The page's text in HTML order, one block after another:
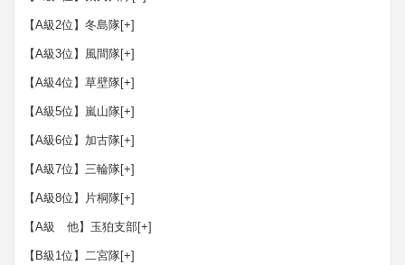
【A級2位】冬島隊[+]
【A級3位】風間隊[+]
【A級4位】草壁隊[+]
【A級5位】嵐山隊[+]
【A級6位】加古隊[+]
【A級7位】三輪隊[+]
【A級8位】片桐隊[+]
【A級 他】玉狛支部[+]
【B級1位】二宮隊[+]